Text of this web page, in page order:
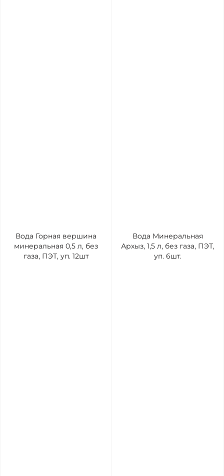
Вода Горная вершина
минеральная 0,5 л, без
газа, ПЭТ, уп. 12шт
Вода Минеральная
Архыз, 1,5 л, без газа, ПЭТ,
уп. 6шт.